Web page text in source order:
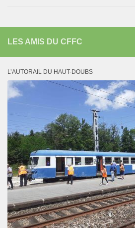
LES AMIS DU CFFC
L’AUTORAIL DU HAUT-DOUBS